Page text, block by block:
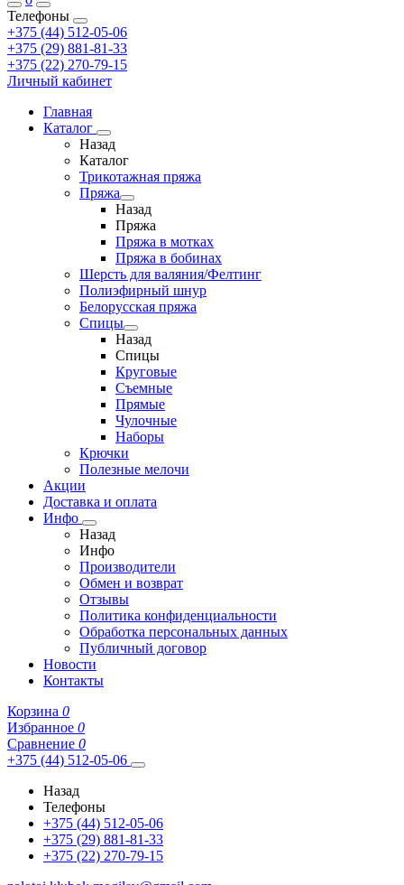
Телефоны
+375 (44) 512-05-06
+375 (29) 881-81-33
+375 (22) 270-79-15
Личный кабинет
Главная
Каталог
Назад
Каталог
Трикотажная пряжа
Пряжа
Назад
Пряжа
Пряжа в мотках
Пряжа в бобинах
Шерсть для валяния/Фелтинг
Полиэфирный шнур
Белорусская пряжа
Спицы
Назад
Спицы
Круговые
Съемные
Прямые
Чулочные
Наборы
Крючки
Полезные мелочи
Акции
Доставка и оплата
Инфо
Назад
Инфо
Производители
Обмен и возврат
Отзывы
Политика конфиденциальности
Обработка персональных данных
Публичный договор
Новости
Контакты
Корзина 0
Избранное 0
Сравнение 0
+375 (44) 512-05-06
Назад
Телефоны
+375 (44) 512-05-06
+375 (29) 881-81-33
+375 (22) 270-79-15